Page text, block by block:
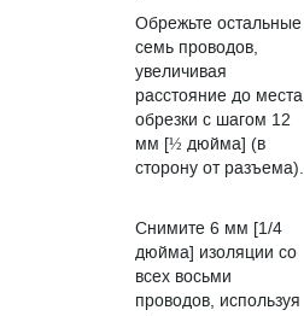
Обрежьте остальные
семь проводов,
увеличивая
расстояние до места
обрезки с шагом 12
мм [½ дюйма] (в
сторону от разъема).
Снимите 6 мм [1/4
дюйма] изоляции со
всех восьми
проводов, используя